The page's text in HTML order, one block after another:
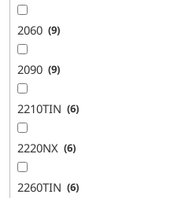
2060 9
2090 9
2210TIN 6
2220NX 6
2260TIN 6